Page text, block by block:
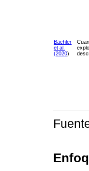
Bächler
et al.
(2020)